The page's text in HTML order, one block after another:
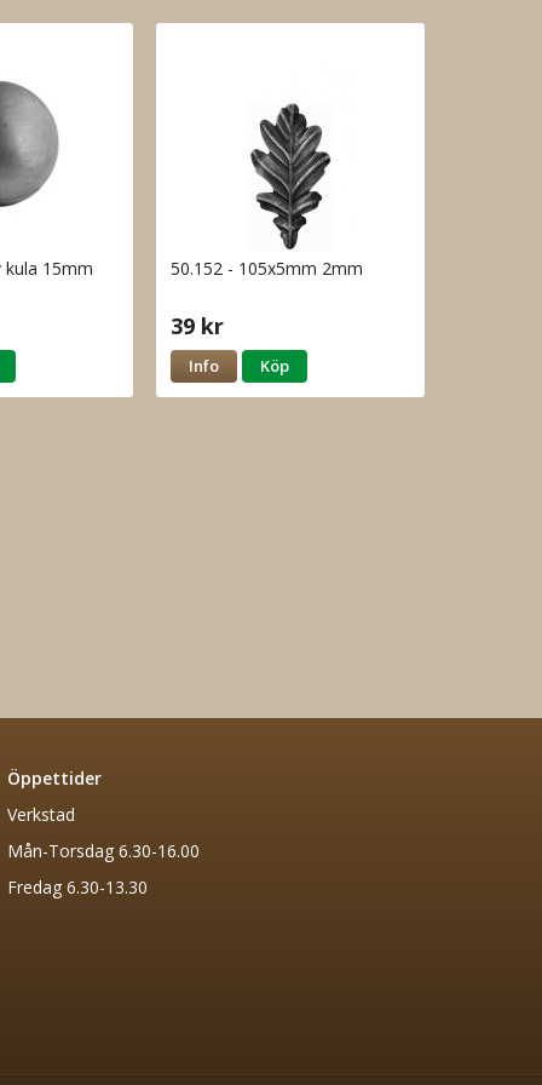
kula 15mm 50.152 - 105x5mm 2mm
39 kr
Info Köp
Öppettider
Verkstad
Mån-Torsdag 6.30-16.00
Fredag 6.30-13.30